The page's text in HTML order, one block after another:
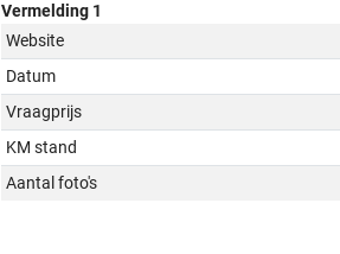
Vermelding 1
Website
Datum
Vraagprijs
KM stand
Aantal foto's